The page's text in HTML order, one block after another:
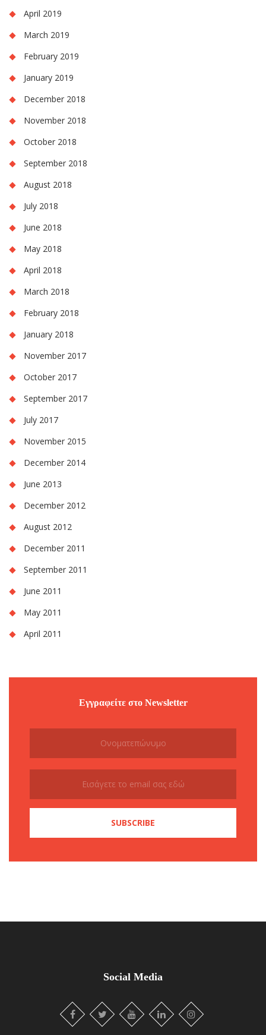
April 2019
March 2019
February 2019
January 2019
December 2018
November 2018
October 2018
September 2018
August 2018
July 2018
June 2018
May 2018
April 2018
March 2018
February 2018
January 2018
November 2017
October 2017
September 2017
July 2017
November 2015
December 2014
June 2013
December 2012
August 2012
December 2011
September 2011
June 2011
May 2011
April 2011
Εγγραφείτε στο Newsletter
Social Media